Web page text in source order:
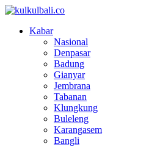
Kabar
Nasional
Denpasar
Badung
Gianyar
Jembrana
Tabanan
Klungkung
Buleleng
Karangasem
Bangli